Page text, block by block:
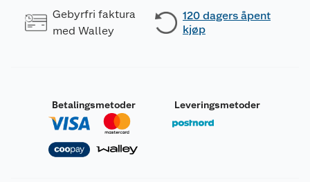
Gebyrfri faktura
med Walley
120 dagers åpent
kjøp
Betalingsmetoder Leveringsmetoder